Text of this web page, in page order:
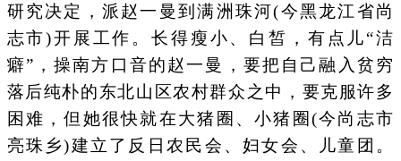
研究决定，派赵一曼到满洲珠河(今黑龙江省尚
志市)开展工作。长得瘦小、白皙，有点儿“洁
癖”，操南方口音的赵一曼，要把自己融入贫穷
落后纯朴的东北山区农村群众之中，要克服许多
困难，但她很快就在大猪圈、小猪圈(今尚志市
亮珠乡)建立了反日农民会、妇女会、儿童团。